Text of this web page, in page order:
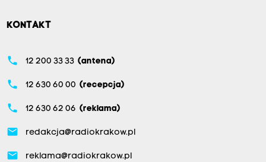
KONTAKT
phone 12 200 33 33 (antena)
phone 12 630 60 00 (recepcja)
phone 12 630 62 06 (reklama)
email redakcja@radiokrakow.pl
email reklama@radiokrakow.pl